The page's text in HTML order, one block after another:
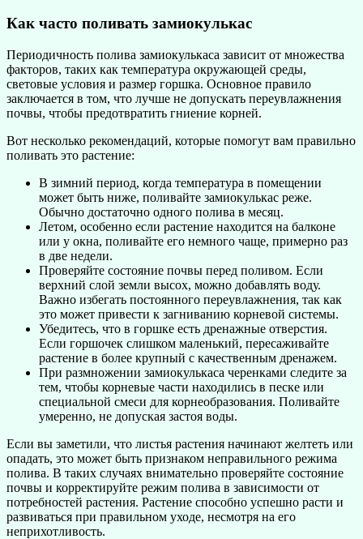
Как часто поливать замиокулькас
Периодичность полива замиокулькаса зависит от множества
факторов, таких как температура окружающей среды,
световые условия и размер горшка. Основное правило
заключается в том, что лучше не допускать переувлажнения
почвы, чтобы предотвратить гниение корней.
Вот несколько рекомендаций, которые помогут вам правильно
поливать это растение:
В зимний период, когда температура в помещении
может быть ниже, поливайте замиокулькас реже.
Обычно достаточно одного полива в месяц.
Летом, особенно если растение находится на балконе
или у окна, поливайте его немного чаще, примерно раз
в две недели.
Проверяйте состояние почвы перед поливом. Если
верхний слой земли высох, можно добавлять воду.
Важно избегать постоянного переувлажнения, так как
это может привести к загниванию корневой системы.
Убедитесь, что в горшке есть дренажные отверстия.
Если горшочек слишком маленький, пересаживайте
растение в более крупный с качественным дренажем.
При размножении замиокулькаса черенками следите за
тем, чтобы корневые части находились в песке или
специальной смеси для корнеобразования. Поливайте
умеренно, не допуская застоя воды.
Если вы заметили, что листья растения начинают желтеть или
опадать, это может быть признаком неправильного режима
полива. В таких случаях внимательно проверяйте состояние
почвы и корректируйте режим полива в зависимости от
потребностей растения. Растение способно успешно расти и
развиваться при правильном уходе, несмотря на его
неприхотливость.